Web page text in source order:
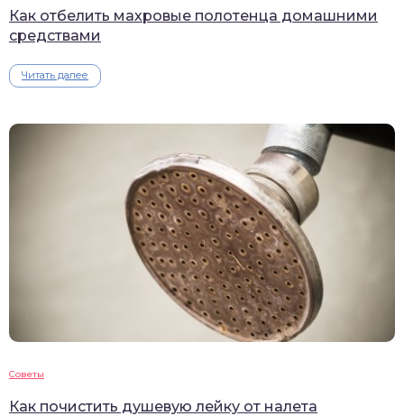
Как отбелить махровые полотенца домашними
средствами
Читать далее
Советы
Как почистить душевую лейку от налета